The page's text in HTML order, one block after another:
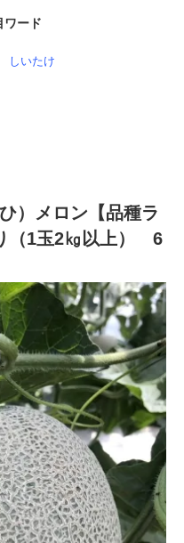
ワード
しいたけ
）メロン【品種ラ
（1玉2㎏以上） 6